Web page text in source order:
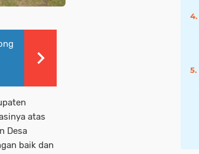
atas
Desa
baik dan